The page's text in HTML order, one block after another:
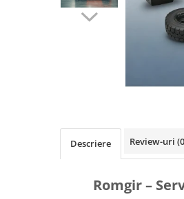
Pompe Alimentare
Discuri Transmisie
Pompe Transmisie
Descriere Review-uri
Romgir –